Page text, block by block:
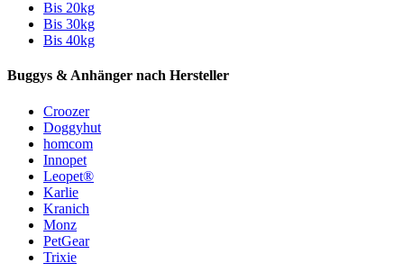
Bis 20kg
Bis 30kg
Bis 40kg
Buggys & Anhänger nach Hersteller
Croozer
Doggyhut
homcom
Innopet
Leopet®
Karlie
Kranich
Monz
PetGear
Trixie